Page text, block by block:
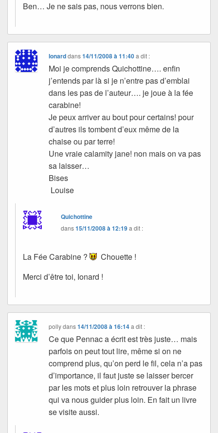
Ben… Je ne sais pas, nous verrons bien.
Ionarddans14/11/2008 à 11:40 a dit :
Moi je comprends Quichottine…. enfin
j’entends par là si je n’entre pas d’emblai
dans les pas de l’auteur…. je joue à la fée
carabine!
Je peux arriver au bout pour certains! pour
d’autres ils tombent d’eux même de la
chaise ou par terre!
Une vraie calamity jane! non mais on va pas
sa laisser…
Bises
Louise
Quichottine
dans15/11/2008 à 12:19a dit :
La Fée Carabine ?
Chouette !
Merci d’être toi, Ionard !
pollydans14/11/2008 à 16:14 a dit :
Ce que Pennac a écrit est très juste… mais
parfois on peut tout lire, même si on ne
comprend plus, qu’on perd le fil, cela n’a pas
d’importance, il faut juste se laisser bercer
par les mots et plus loin retrouver la phrase
qui va nous guider plus loin. En fait un livre
se visite aussi.